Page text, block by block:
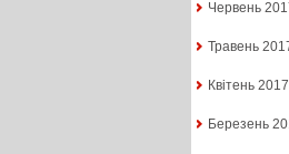
Червень
Травень
Квітень 2017
Березень